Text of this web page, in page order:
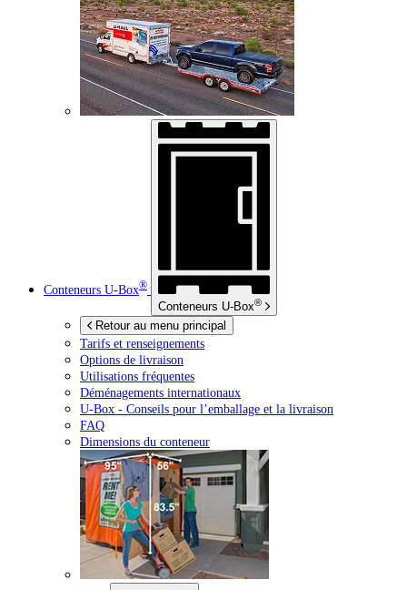
Conteneurs U-Box®
Conteneurs U-Box®
Retour au menu principal
Tarifs et renseignements
Options de livraison
Utilisations fréquentes
Déménagements internationaux
U-Box - Conseils pour l’emballage et la livraison
FAQ
Dimensions du conteneur